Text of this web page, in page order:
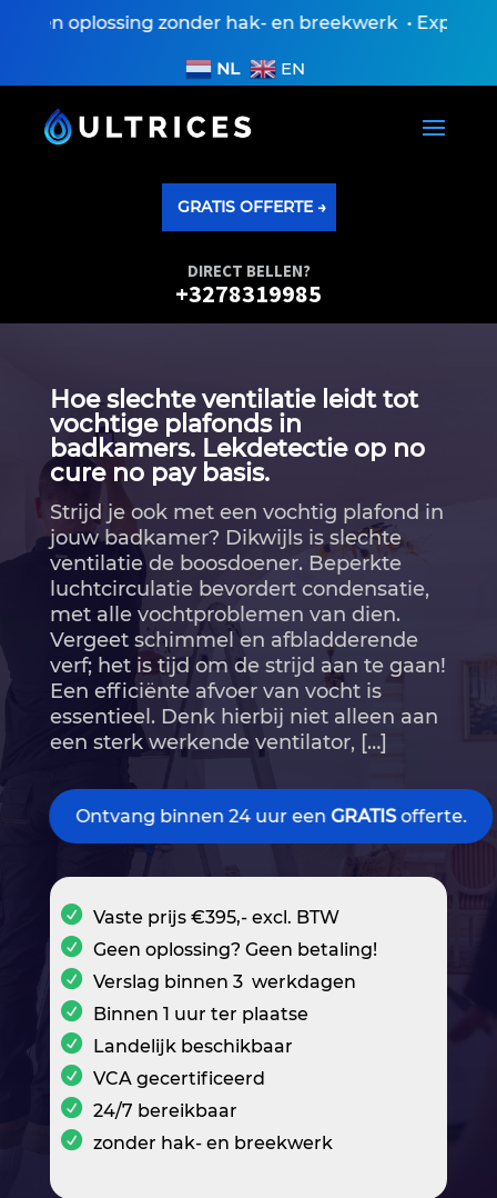
oplossing zonder hak- en breekwerk •
NL EN
GRATIS OFFERTE →
DIRECT BELLEN?
+3278319985
Hoe slechte ventilatie leidt tot
vochtige plafonds in
badkamers.​ Lekdetectie op no
cure no pay basis.
Strijd je ook met een vochtig plafond in
jouw badkamer? Dikwijls is slechte
ventilatie de boosdoener.​ Beperkte
luchtcirculatie bevordert condensatie,
met alle vochtproblemen van dien.​
Vergeet schimmel en afbladderende
verf; het is tijd om de strijd aan te gaan!
Een efficiënte afvoer van vocht is
essentieel.​ Denk hierbij niet alleen aan
een sterk werkende ventilator, […]
Ontvang binnen 24 uur een GRATISofferte.
Vaste prijs €395,- excl. BTW
Geen oplossing? Geen betaling!
Verslag binnen 3 werkdagen
Binnen 1 uur ter plaatse
Landelijk beschikbaar
VCA gecertificeerd
24/7 bereikbaar
zonder hak- en breekwerk